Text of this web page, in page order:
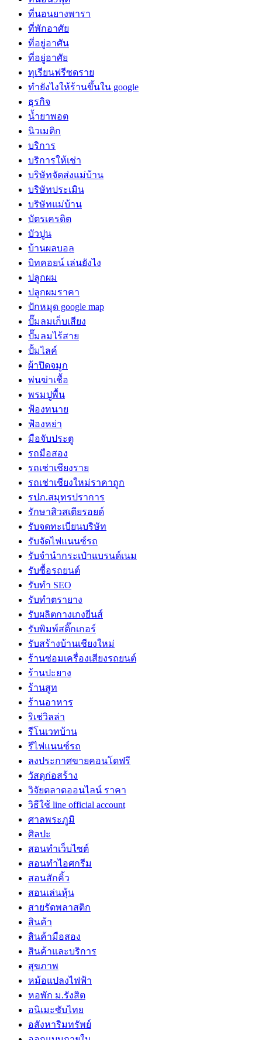
ที่นอนยางพารา
ที่พักอาศัย
ที่อยู่อาศัน
ที่อยู่อาศัย
ทุเรียนฟรีซดราย
ทํายังไงให้ร้านขึ้นใน google
ธุรกิจ
น้ำยาพอต
นิวเมติก
บริการ
บริการให้เช่า
บริษัทจัดส่งแม่บ้าน
บริษัทประเมิน
บริษัทแม่บ้าน
บัตรเครดิต
บัวปูน
บ้านผลบอล
บิทคอยน์ เล่นยังไง
ปลูกผม
ปลูกผมราคา
ปักหมุด google map
ปั๊มลมเก็บเสียง
ปั๊มลมไร้สาย
ปั้มไลค์
ผ้าปิดจมูก
พ่นฆ่าเชื้อ
พรมปูพื้น
ฟ้องทนาย
ฟ้องหย่า
มือจับประตู
รถมือสอง
รถเช่าเชียงราย
รถเช่าเชียงใหม่ราคาถูก
รปภ.สมุทรปราการ
รักษาสิวสเตียรอยด์
รับจดทะเบียนบริษัท
รับจัดไฟแนนซ์รถ
รับจำนำกระเป๋าแบรนด์เนม
รับซื้อรถยนต์
รับทำ SEO
รับทำตรายาง
รับผลิตกางเกงยีนส์
รับพิมพ์สติ๊กเกอร์
รับสร้างบ้านเชียงใหม่
ร้านซ่อมเครื่องเสียงรถยนต์
ร้านปะยาง
ร้านสูท
ร้านอาหาร
ริเช่วิลล่า
รีโนเวทบ้าน
รีไฟแนนซ์รถ
ลงประกาศขายคอนโดฟรี
วัสดุก่อสร้าง
วิจัยตลาดออนไลน์ ราคา
วิธีใช้ line official account
ศาลพระภูมิ
ศิลปะ
สอนทำเว็บไซต์
สอนทำไอศกรีม
สอนสักคิ้ว
สอนเล่นหุ้น
สายรัดพลาสติก
สินค้า
สินค้ามือสอง
สินค้าและบริการ
สุขภาพ
หม้อแปลงไฟฟ้า
หอพัก ม.รังสิต
อนิเมะซับไทย
อสังหาริมทรัพย์